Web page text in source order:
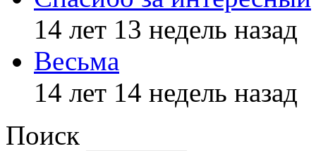
14 лет 13 недель назад
Весьма
14 лет 14 недель назад
Поиск